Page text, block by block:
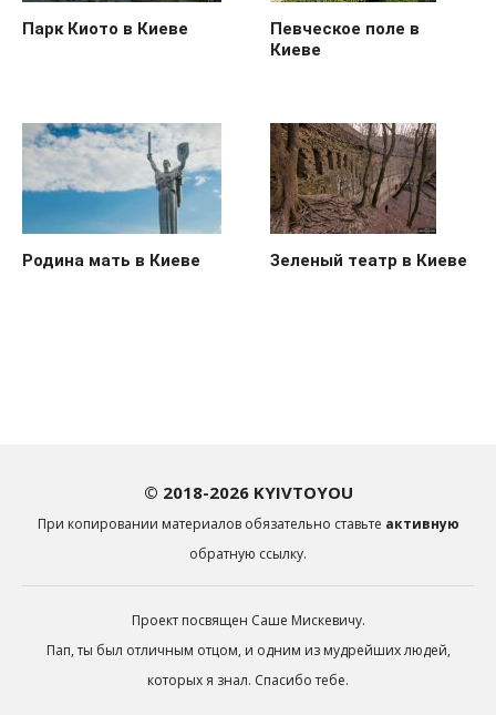
Парк Киото в Киеве
Певческое поле в
Киеве
Родина мать в Киеве Зеленый театр в Киеве
© 2018-2026 KYIVTOYOU
При копировании материалов обязательно ставьте активную
обратную ссылку.
Проект посвящен Саше Мискевичу.
Пап, ты был отличным отцом, и одним из мудрейших людей,
которых я знал. Спасибо тебе.